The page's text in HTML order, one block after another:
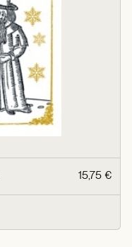
15,75 €